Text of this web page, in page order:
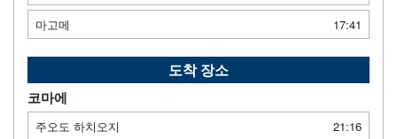
마고메
17:41
도착 장소
코마에
주오도 하치오지
21:16